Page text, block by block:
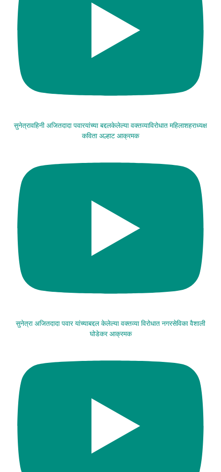
सुनेत्रावहिनी अजितदादा पवारयांच्या बद्दलकेलेल्या वक्तव्याविरोधात महिलाशहराध्यक्ष
कविता अल्हाट आक्रमक
सुनेत्रा अजितदादा पवार यांच्याबद्दल केलेल्या वक्तव्या विरोधात नगरसेविका वैशाली
घोडेकर आक्रमक